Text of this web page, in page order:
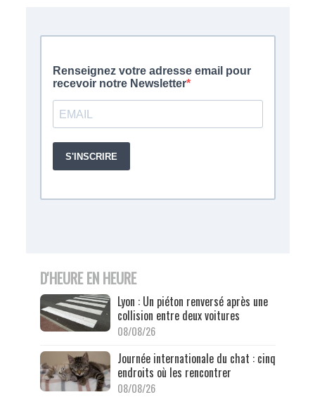
D'HEURE EN HEURE
Lyon : Un piéton renversé après une
collision entre deux voitures
08/08/26
Journée internationale du chat : cinq
endroits où les rencontrer
08/08/26